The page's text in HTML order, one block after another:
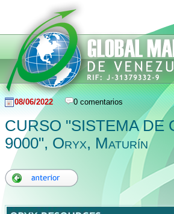
08/06/2022 0 comentarios
CURSO "SISTEMA DE
9000", Oryx, Maturín